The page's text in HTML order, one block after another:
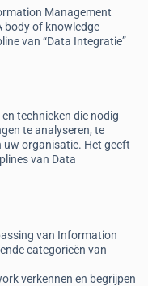
Management
body of knowledge
van “Data Integratie”
technieken die nodig
te analyseren, te
uw organisatie. Het geeft
van Data
van Information
categorieën van
verkennen en begrijpen